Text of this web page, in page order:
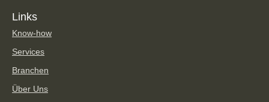
Links
Know-how
Services
Branchen
Über Uns